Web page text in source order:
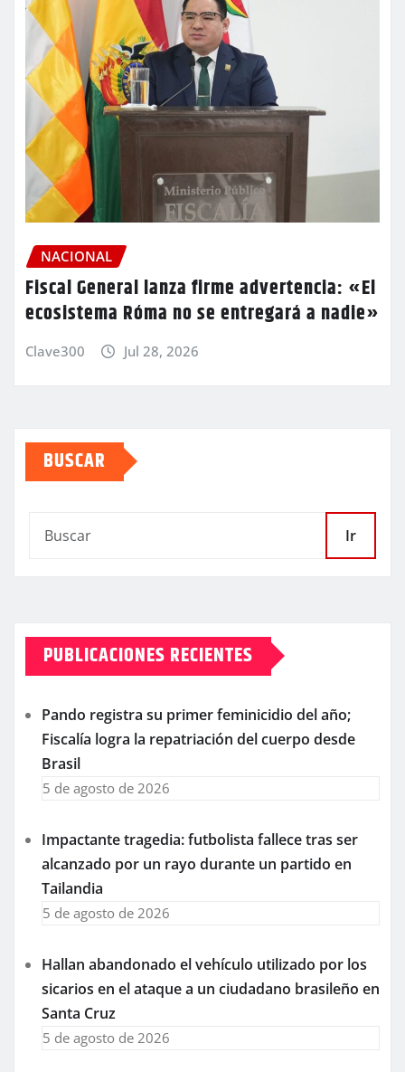
NACIONAL
Fiscal General lanza firme advertencia: «El
ecosistema Róma no se entregará a nadie»
Clave300 Jul 28, 2026
BUSCAR
Ir
PUBLICACIONES RECIENTES
Pando registra su primer feminicidio del año;
Fiscalía logra la repatriación del cuerpo desde
Brasil
5 de agosto de 2026
Impactante tragedia: futbolista fallece tras ser
alcanzado por un rayo durante un partido en
Tailandia
5 de agosto de 2026
Hallan abandonado el vehículo utilizado por los
sicarios en el ataque a un ciudadano brasileño en
Santa Cruz
5 de agosto de 2026